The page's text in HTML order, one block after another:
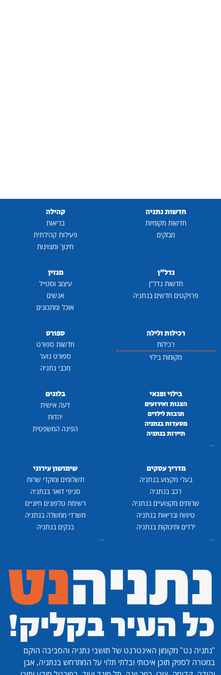
חדשות נתניה
חדשות מקומיות
מבזקים
קהילה
בריאות
פעילות קהילתית
חינוך ומצוינות
נדל"ן
חדשות נדל"ן
פרויקטים חדשים בנתניה
מגזין
עיצוב וסטייל
אנשים
אוכל ומתכונים
רכילות ולילה
רכילות
מקומות בילוי
ספורט
חדשות ספורט
ספורט נוער
מכבי נתניה
בילוי ופנאי
הצגות ואירועים
תרבות לילדים
מסעדות בנתניה
תיירות בנתניה
...
בלוגים
דעה אישית
יהדות
הפינה המשפטית
מדריך עסקים
בעלי מקצוע בנתניה
רכב בנתניה
שרותים מקצועיים בנתניה
טיפוח ובריאות בנתניה
ילדים ותינוקות בנתניה
...
שימושון עירוני
תשלומים ומוקדי שרות
סניפי דואר בנתניה
רשימת טלפונים חיוניים
משרדי ממשלה בנתניה
בנקים בנתניה
...
"נתניה נט" מקומון האינטרנט של תושבי נתניה והסביבה הוקם
במטרה לספק תוכן איכותי ובלתי תלוי על המתרחש בנתניה, אבן